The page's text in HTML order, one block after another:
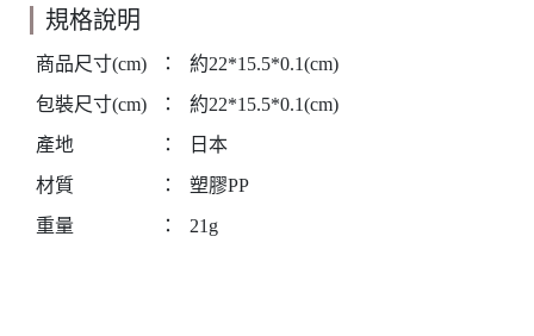
規格說明
商品尺寸(cm) ：
約22*15.5*0.1(cm)
包裝尺寸(cm)
：
約22*15.5*0.1(cm)
產地
：
日本
材質
：
塑膠PP
重量
： 21g